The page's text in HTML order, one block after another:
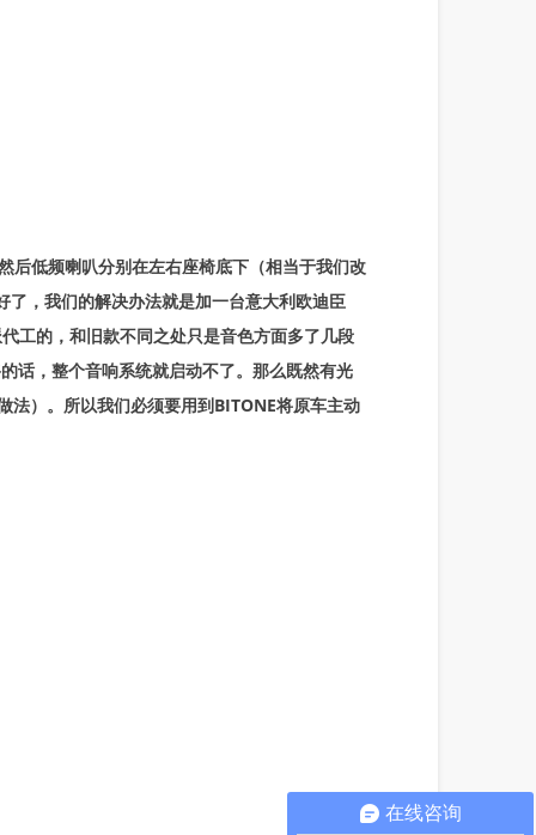
低频喇叭分别在左右座椅底下（相当于我们改
，我们的解决办法就是加一台意大利欧迪臣
工的，和旧款不同之处只是音色方面多了几段
话，整个音响系统就启动不了。那么既然有光
法）。所以我们必须要用到BITONE将原车主动
在线咨询